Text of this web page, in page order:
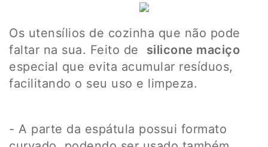
Os utensílios de cozinha que não pode
faltar na sua. Feito de silicone maciço
especial que evita acumular resíduos,
facilitando o seu uso e limpeza.
- A parte da espátula possui formato